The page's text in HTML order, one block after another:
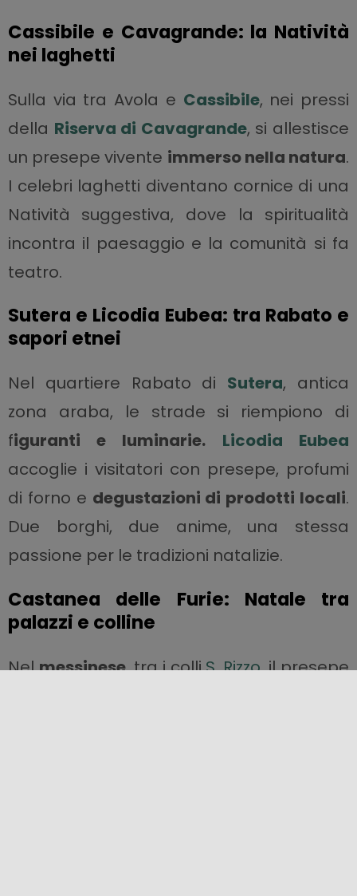
Cassibile e Cavagrande: la Natività
nei laghetti
Sulla via tra Avola e Cassibile, nei pressi
della Riserva di Cavagrande, si allestisce
un presepe vivente immerso nella natura.
I celebri laghetti diventano cornice di una
Natività suggestiva, dove la spiritualità
incontra il paesaggio e la comunità si fa
teatro.
Sutera e Licodia Eubea: tra Rabato e
sapori etnei
Nel quartiere Rabato di Sutera, antica
zona araba, le strade si riempiono di
figuranti e luminarie.
Licodia Eubea
accoglie i visitatori con presepe, profumi
di forno e degustazioni di prodotti locali.
Due borghi, due anime, una stessa
passione per le tradizioni natalizie.
Castanea delle Furie: Natale tra
palazzi e colline
Nelmessinese, tra i colliS. Rizzo, il presepe